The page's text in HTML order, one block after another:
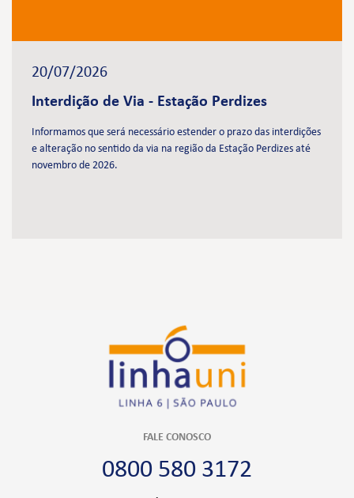
20/07/2026
Interdição de Via - Estação Perdizes
Informamos que será necessário estender o prazo das interdições
e alteração no sentido da via na região da Estação Perdizes até
novembro de 2026.
FALE CONOSCO
0800 580 3172